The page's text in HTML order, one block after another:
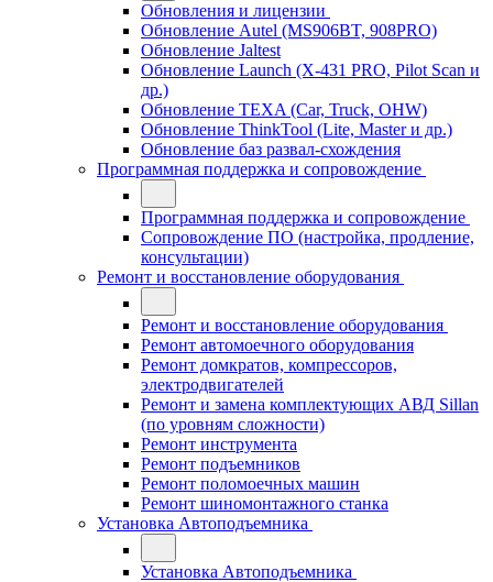
Обновления и лицензии
Обновление Autel (MS906BT, 908PRO)
Обновление Jaltest
Обновление Launch (X-431 PRO, Pilot Scan и
др.)
Обновление TEXA (Car, Truck, OHW)
Обновление ThinkTool (Lite, Master и др.)
Обновление баз развал-схождения
Программная поддержка и сопровождение
Программная поддержка и сопровождение
Сопровождение ПО (настройка, продление,
консультации)
Ремонт и восстановление оборудования
Ремонт и восстановление оборудования
Ремонт автомоечного оборудования
Ремонт домкратов, компрессоров,
электродвигателей
Ремонт и замена комплектующих АВД Sillan
(по уровням сложности)
Ремонт инструмента
Ремонт подъемников
Ремонт поломоечных машин
Ремонт шиномонтажного станка
Установка Автоподъемника
Установка Автоподъемника